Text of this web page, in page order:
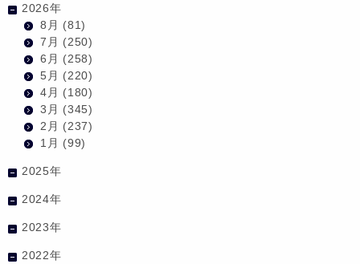
2026年
8月 (81)
7月 (250)
6月 (258)
5月 (220)
4月 (180)
3月 (345)
2月 (237)
1月 (99)
2025年
2024年
2023年
2022年